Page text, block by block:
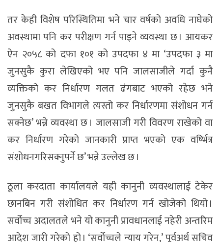
तर केही विशेष परिस्थितिमा भने चार वर्षको अवधि नाघेको
अवस्थामा पनि कर परीक्षण गर्न पाइने व्यवस्था छ । आयकर
ऐन २०५८ को दफा १०१ को उपदफा ४ मा ‘उपदफा ३ मा
जुनसुकै कुरा लेखिएको भए पनि जालसाजीले गर्दा कुनै
व्यक्तिको कर निर्धारण गलत ढंगबाट भएको रहेछ भने
जुनसुकै बखत विभागले त्यस्तो कर निर्धारणमा संशोधन गर्न
सक्नेछ’ भन्ने व्यवस्था छ । जालसाजी गरी विवरण राखेको वा
कर निर्धारण गरेको जानकारी प्राप्त भएको एक वर्ष्भित्र
संशोधनगरिसक्नुपर्ने छ’ भन्ने उल्लेख छ ।
ठूला करदाता कार्यालयले यही कानुनी व्यवस्थालाई टेकेर
छानबिन गरी संशोधित कर निर्धारण गर्न खोजेको थियो ।
सर्वोच्च अदालतले भने यो कानुनी प्रावधानलाई नहेरी अन्तरिम
आदेश जारी गरेको हो । ‘सर्वोच्चले न्याय गरेन,’ पूर्वअर्थ सचिव